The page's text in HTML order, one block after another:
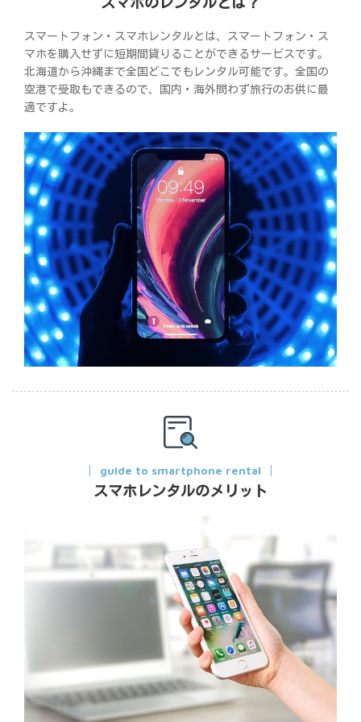
スマートフォン・スマホレンタルとは、スマートフォン・ス
マホを購入せずに短期間貸りることができるサービスです。
北海道から沖縄まで全国どこでもレンタル可能です。全国の
空港で受取もできるので、国内・海外問わず旅行のお供に最
適ですよ。
guide to smartphone rental
スマホレンタルのメリット